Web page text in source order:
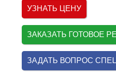
УЗНАТЬ ЦЕНУ
ЗАКАЗАТЬ
ЗАДАТЬ ВОПРОС